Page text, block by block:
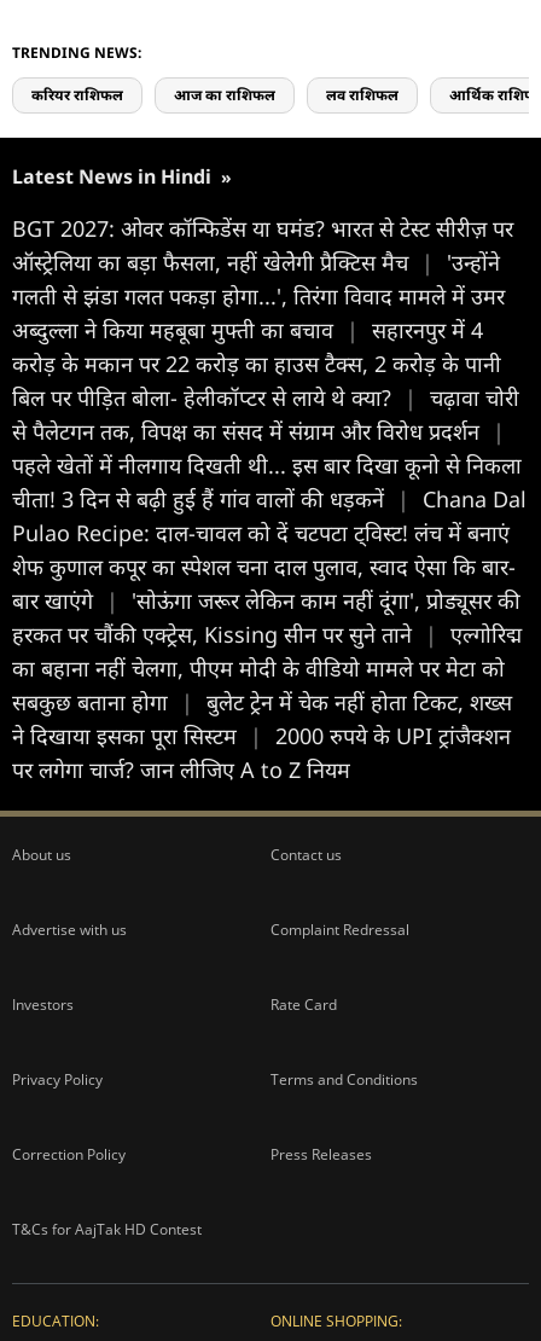
TRENDING NEWS:
करियर राशिफल आज का राशिफल लव राशिफल आर्थिक
Latest News in Hindi »
BGT 2027: ओवर कॉन्फिडेंस या घमंड? भारत से टेस्ट सीरीज़ पर
ऑस्ट्रेलिया का बड़ा फैसला, नहीं खेलेेगी प्रैक्टिस मैच |
'उन्होंने
गलती से झंडा गलत पकड़ा होगा...', तिरंगा विवाद मामले में उमर
अब्दुल्ला ने किया महबूबा मुफ्ती का बचाव |
सहारनपुर में 4
करोड़ के मकान पर 22 करोड़ का हाउस टैक्स, 2 करोड़ के पानी
बिल पर पीड़ित बोला- हेलीकॉप्टर से लाये थे क्या?
|
चढ़ावा चोरी
से पैलेटगन तक, विपक्ष का संसद में संग्राम और विरोध प्रदर्शन |
पहले खेतों में नीलगाय दिखती थी... इस बार दिखा कूनो से निकला
चीता! 3 दिन से बढ़ी हुई हैं गांव वालों की धड़कनें |
Chana Dal
Pulao Recipe: दाल-चावल को दें चटपटा ट्विस्ट! लंच में बनाएं
शेफ कुणाल कपूर का स्पेशल चना दाल पुलाव, स्वाद ऐसा कि बार-
बार खाएंगे |
'सोऊंगा जरूर लेकिन काम नहीं दूंगा', प्रोड्यूसर की
हरकत पर चौंकी एक्ट्रेस, Kissing सीन पर सुने ताने |
एल्गोरिद्म
का बहाना नहीं चेलगा, पीएम मोदी के वीडियो मामले पर मेटा को
सबकुछ बताना होगा
|
बुलेट ट्रेन में चेक नहीं होता टिकट, शख्स
ने दिखाया इसका पूरा सिस्टम
|
2000 रुपये के UPI ट्रांजैक्शन
पर लगेगा चार्ज? जान लीजिए A to Z नियम
About us Contact us
Advertise with us Complaint Redressal
Investors Rate Card
Privacy Policy Terms and Conditions
Correction Policy Press Releases
T&Cs for AajTak HD Contest
EDUCATION: ONLINE SHOPPING: